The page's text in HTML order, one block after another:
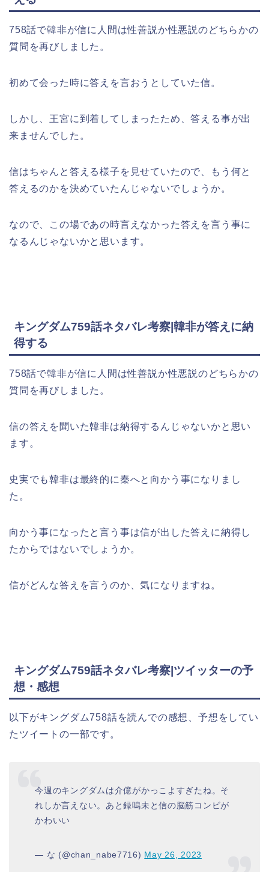
758話で韓非が信に人間は性善説か性悪説のどちらかの
質問を再びしました。
初めて会った時に答えを言おうとしていた信。
しかし、王宮に到着してしまったため、答える事が出
来ませんでした。
信はちゃんと答える様子を見せていたので、もう何と
答えるのかを決めていたんじゃないでしょうか。
なので、この場であの時言えなかった答えを言う事に
なるんじゃないかと思います。
キングダム759話ネタバレ考察|韓非が答えに納
得する
758話で韓非が信に人間は性善説か性悪説のどちらかの
質問を再びしました。
信の答えを聞いた韓非は納得するんじゃないかと思い
ます。
史実でも韓非は最終的に秦へと向かう事になりまし
た。
向かう事になったと言う事は信が出した答えに納得し
たからではないでしょうか。
信がどんな答えを言うのか、気になりますね。
キングダム759話ネタバレ考察|ツイッターの予
想・感想
以下がキングダム758話を読んでの感想、予想をしてい
たツイートの一部です。
今週のキングダムは介億がかっこよすぎたね。そ
れしか言えない。あと録嗚未と信の脳筋コンビが
かわいい
— な (@chan_nabe7716) May 26, 2023